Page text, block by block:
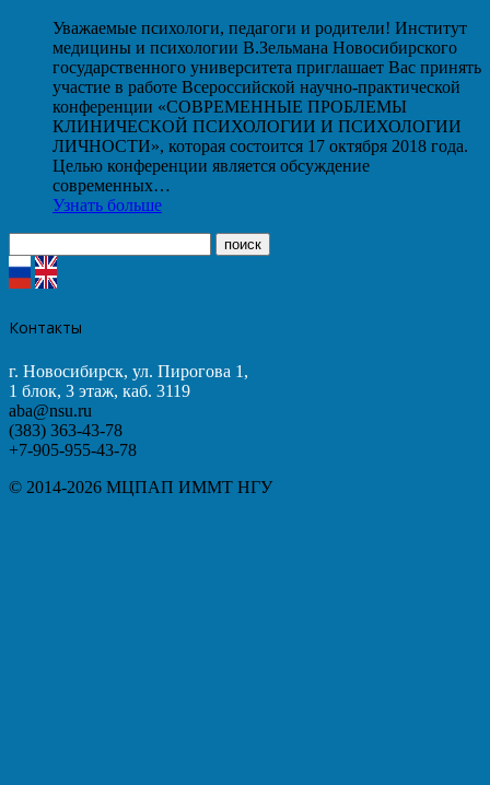
Уважаемые психологи, педагоги и родители! Институт
медицины и психологии В.Зельмана Новосибирского
государственного университета приглашает Вас принять
участие в работе Всероссийской научно-практической
конференции «СОВРЕМЕННЫЕ ПРОБЛЕМЫ
КЛИНИЧЕСКОЙ ПСИХОЛОГИИ И ПСИХОЛОГИИ
ЛИЧНОСТИ», которая состоится 17 октября 2018 года.
Целью конференции является обсуждение
современных…
Узнать больше
Контакты
г. Новосибирск, ул. Пирогова 1,
1 блок, 3 этаж, каб. 3119
aba@nsu.ru
(383) 363-43-78
+7-905-955-43-78
© 2014-2026 МЦПАП ИММТ НГУ